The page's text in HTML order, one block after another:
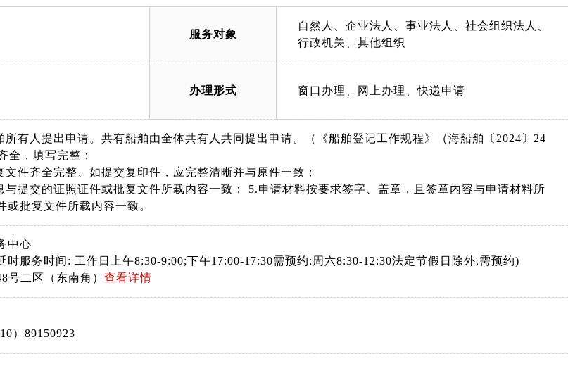
服务对象
自然人、企业法人、事业法人、社会组织法人、
行政机关、其他组织
办理形式 窗口办理、网上办理、快递申请
所有人提出申请。共有船舶由全体共有人共同提出申请。（《船舶登记工作规程》（海船舶〔2024〕24
全，填写完整；
件齐全完整、如提交复印件，应完整清晰并与原件一致；
与提交的证照证件或批复文件所载内容一致； 5.申请材料按要求签字、盖章，且签章内容与申请材料所
批复文件所载内容一致。
中心
时服务时间: 工作日上午8:30-9:00;下午17:00-17:30需预约;周六8:30-12:30法定节假日除外,需预约)
号二区（东南角） 查看详情
）89150923